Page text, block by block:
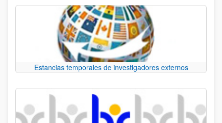
Estancias temporales de investigadores externos